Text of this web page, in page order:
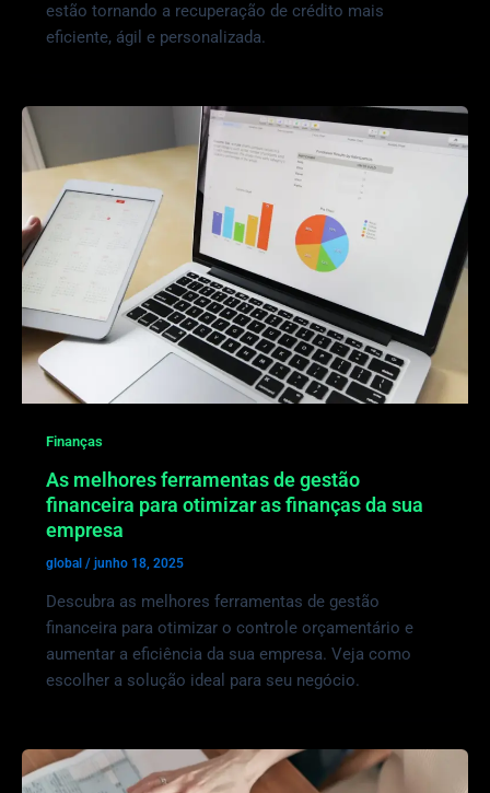
estão tornando a recuperação de crédito mais
eficiente, ágil e personalizada.
Finanças
As melhores ferramentas de gestão
financeira para otimizar as finanças da sua
empresa
global / junho 18, 2025
Descubra as melhores ferramentas de gestão
financeira para otimizar o controle orçamentário e
aumentar a eficiência da sua empresa. Veja como
escolher a solução ideal para seu negócio.